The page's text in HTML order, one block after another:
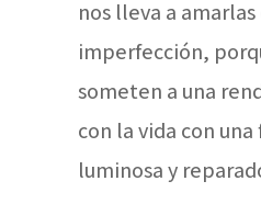
nos lleva a
imperfección,
someten a una
con la vida con una
luminosa y